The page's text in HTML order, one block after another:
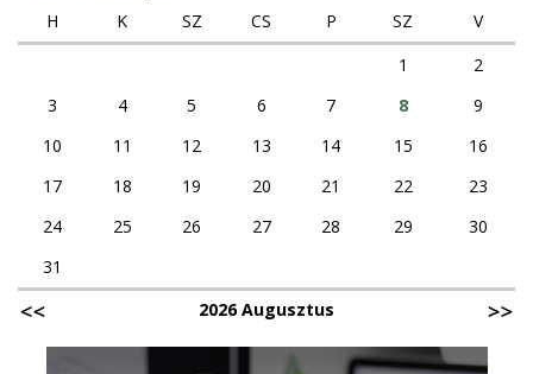
H
K SZ CS P SZ
V
1
2
3
4 5 6 7 8
9
10
11 12 13 14 15
16
17
18 19 20 21 22
23
24
25 26 27 28 29
30
31
2026 Augusztus